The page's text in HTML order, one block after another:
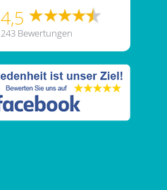
4,5
243 Bewertungen